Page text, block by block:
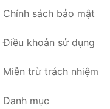
Chính sách bảo mật
Điều khoản sử dụng
Miễn trừ trách nhiệm
Danh mục